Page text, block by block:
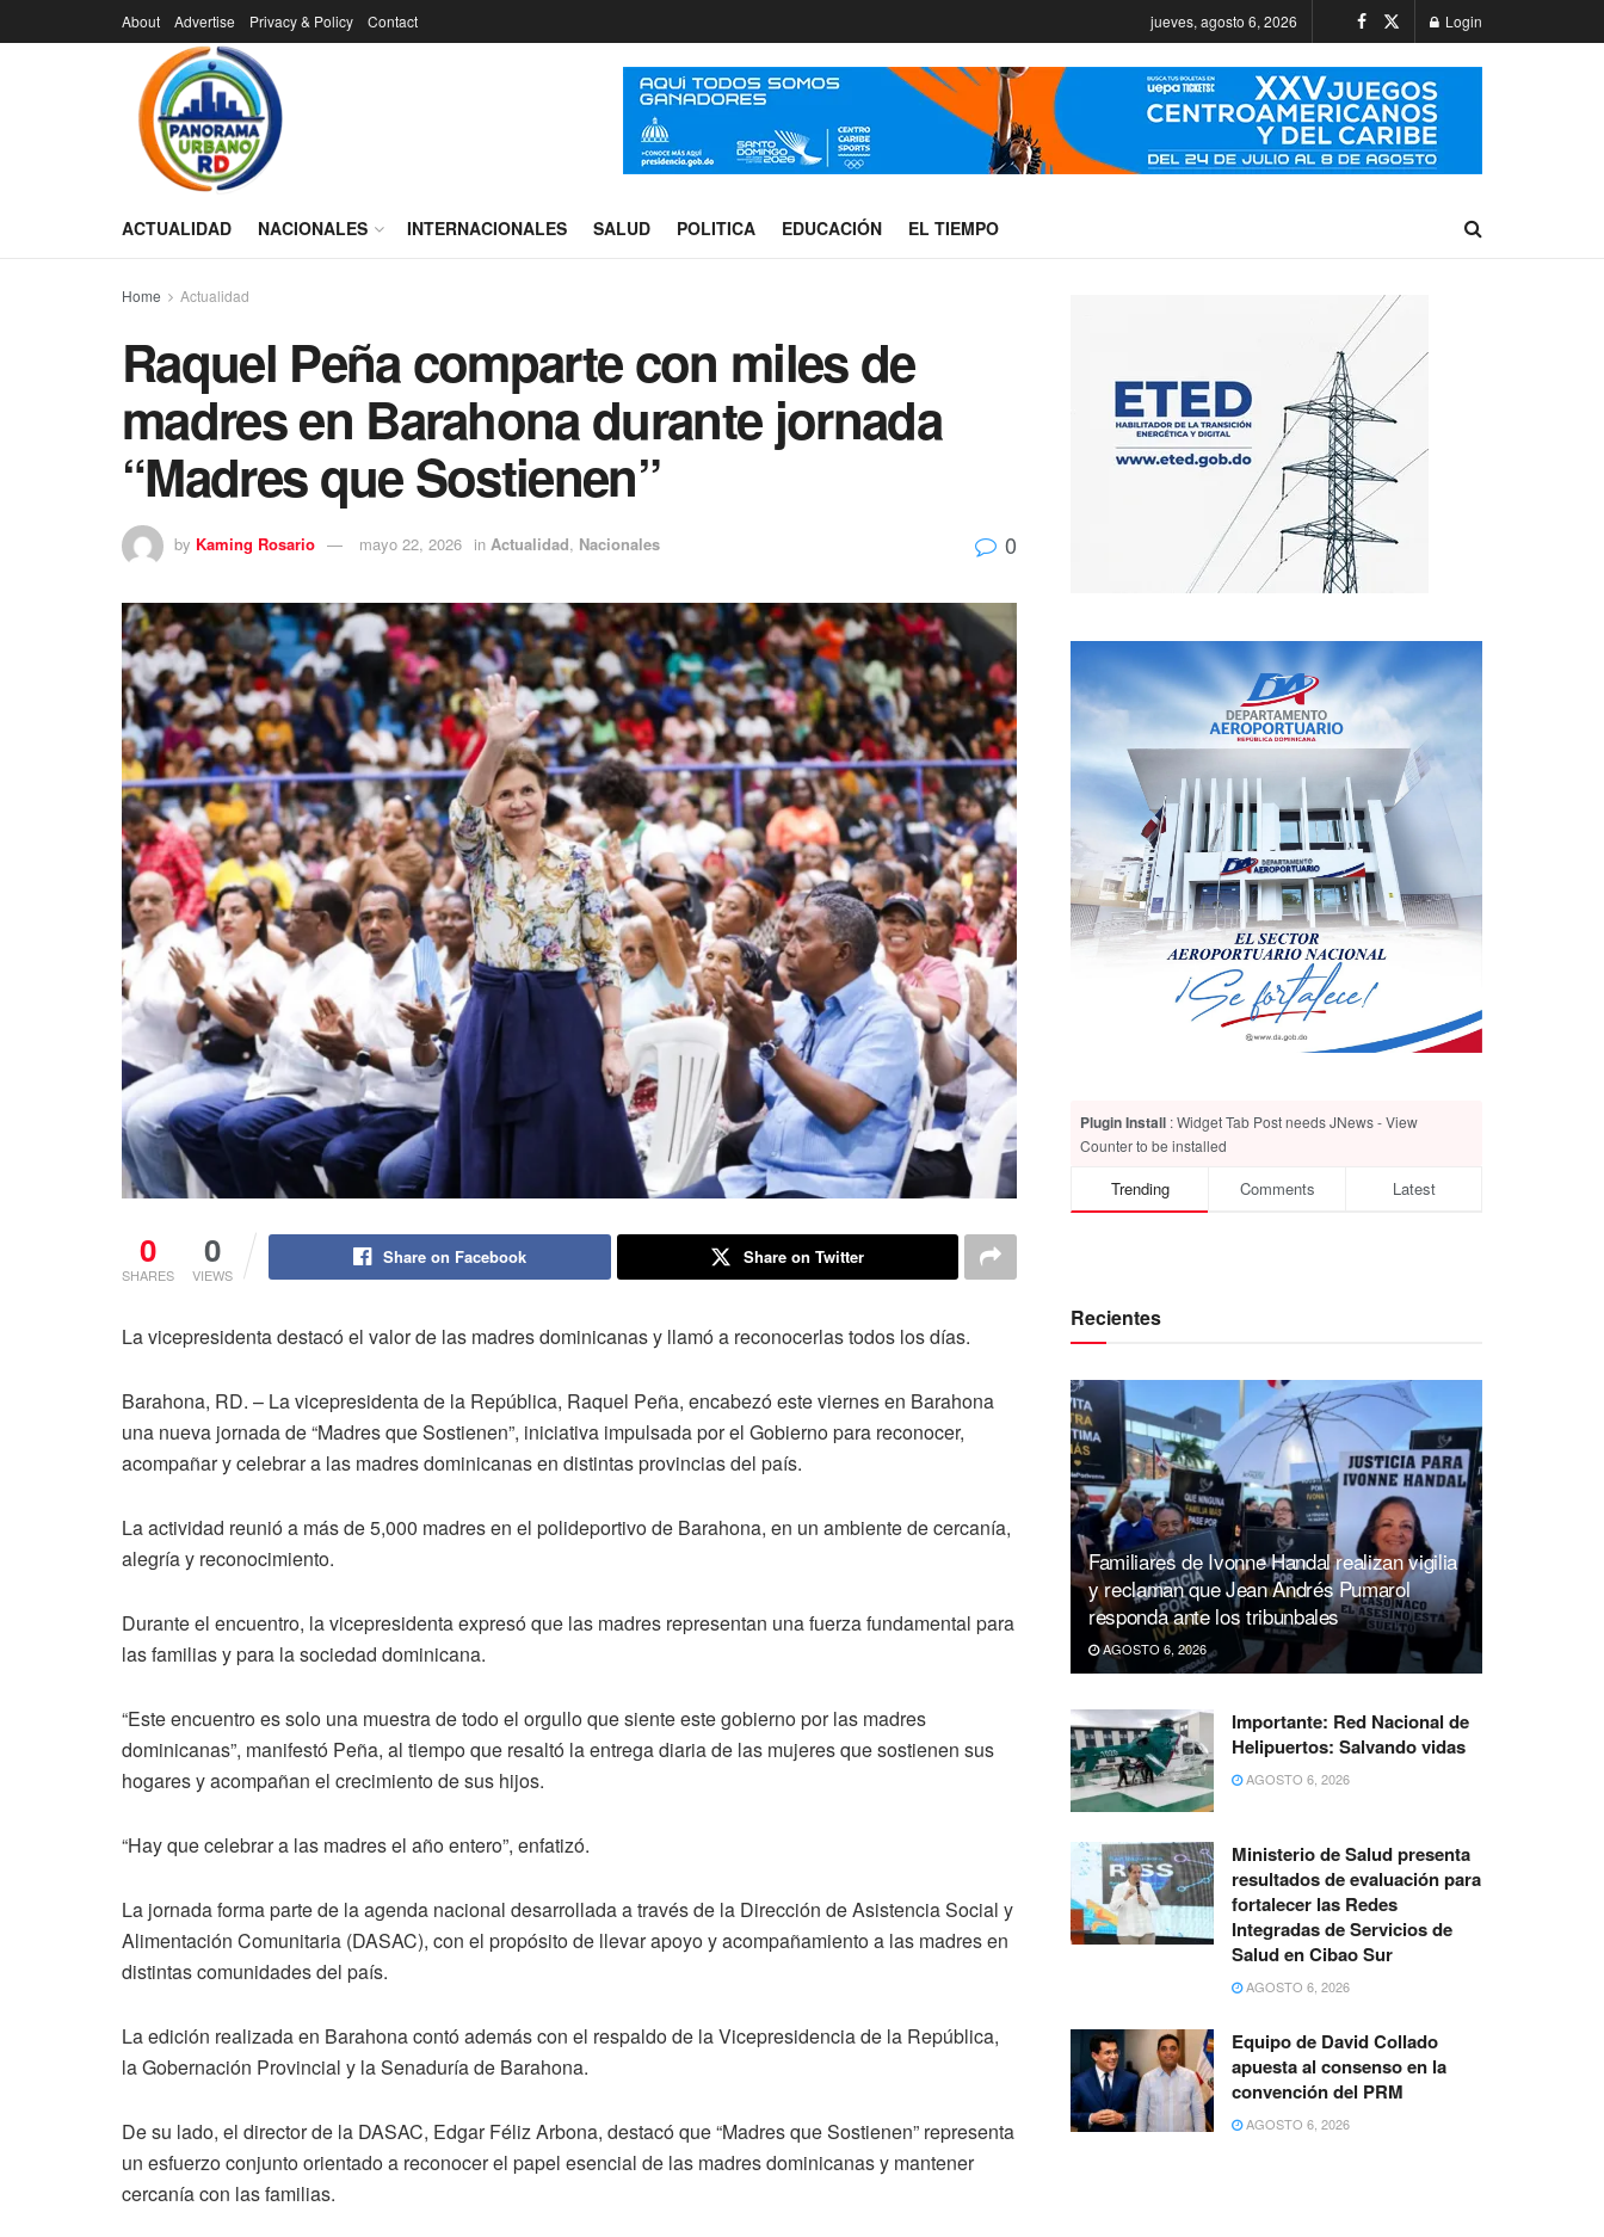
About Advertise Privacy & Policy Contact jueves, agosto 6, 2026 Login
ACTUALIDAD NACIONALES INTERNACIONALES SALUD POLITICA EDUCACIÓN EL TIEMPO
Home Actualidad
Raquel Peña comparte con miles de
madres en Barahona durante jornada
“Madres que Sostienen”
by Kaming Rosario mayo 22, 2026 in Actualidad, Nacionales 0
0
SHARES
0
VIEWS
Share on Facebook Share on Twitter
La vicepresidenta destacó el valor de las madres dominicanas y llamó a reconocerlas todos los días.
Barahona, RD. – La vicepresidenta de la República, Raquel Peña, encabezó este viernes en Barahona
una nueva jornada de “Madres que Sostienen”, iniciativa impulsada por el Gobierno para reconocer,
acompañar y celebrar a las madres dominicanas en distintas provincias del país.
La actividad reunió a más de 5,000 madres en el polideportivo de Barahona, en un ambiente de cercanía,
alegría y reconocimiento.
Durante el encuentro, la vicepresidenta expresó que las madres representan una fuerza fundamental para
las familias y para la sociedad dominicana.
“Este encuentro es solo una muestra de todo el orgullo que siente este gobierno por las madres
dominicanas”, manifestó Peña, al tiempo que resaltó la entrega diaria de las mujeres que sostienen sus
hogares y acompañan el crecimiento de sus hijos.
“Hay que celebrar a las madres el año entero”, enfatizó.
La jornada forma parte de la agenda nacional desarrollada a través de la Dirección de Asistencia Social y
Alimentación Comunitaria (DASAC), con el propósito de llevar apoyo y acompañamiento a las madres en
distintas comunidades del país.
La edición realizada en Barahona contó además con el respaldo de la Vicepresidencia de la República,
la Gobernación Provincial y la Senaduría de Barahona.
De su lado, el director de la DASAC, Edgar Féliz Arbona, destacó que “Madres que Sostienen” representa
un esfuerzo conjunto orientado a reconocer el papel esencial de las madres dominicanas y mantener
cercanía con las familias.
Plugin Install : Widget Tab Post needs JNews - View
Counter to be installed
Trending Comments Latest
Recientes
Familiares de Ivonne Handal realizan vigilia
y reclaman que Jean Andrés Pumarol
responda ante los tribunbales
AGOSTO 6, 2026
Importante: Red Nacional de
Helipuertos: Salvando vidas
AGOSTO 6, 2026
Ministerio de Salud presenta
resultados de evaluación para
fortalecer las Redes
Integradas de Servicios de
Salud en Cibao Sur
AGOSTO 6, 2026
Equipo de David Collado
apuesta al consenso en la
convención del PRM
AGOSTO 6, 2026